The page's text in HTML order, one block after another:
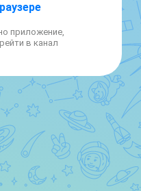
приложение,
в канал